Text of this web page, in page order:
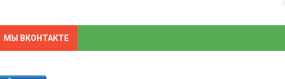
МЫ ВКОНТАКТЕ